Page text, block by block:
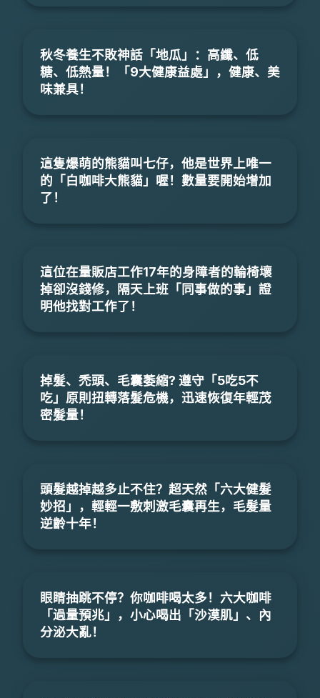
秋冬養生不敗神話「地瓜」：高纖、低
糖、低熱量！「9大健康益處」，健康、美
味兼具！
這隻爆萌的熊貓叫七仔，他是世界上唯一
的「白咖啡大熊貓」喔！數量要開始增加
了！
這位在量販店工作17年的身障者的輪椅壞
掉卻沒錢修，隔天上班「同事做的事」證
明他找對工作了！
掉髮、禿頭、毛囊萎縮? 遵守「5吃5不
吃」原則扭轉落髮危機，迅速恢復年輕茂
密髮量！
頭髮越掉越多止不住？超天然「六大健髮
妙招」，輕輕一敷刺激毛囊再生，毛髮量
逆齡十年！
眼睛抽跳不停？你咖啡喝太多！六大咖啡
「過量預兆」，小心喝出「沙漠肌」、內
分泌大亂！